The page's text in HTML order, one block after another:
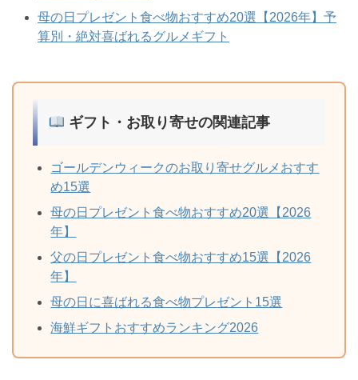
母の日プレゼント食べ物おすすめ20選【2026年】予
算別・絶対喜ばれるグルメギフト
ギフト・お取り寄せの関連記事
ゴールデンウィークのお取り寄せグルメおすす
め15選
母の日プレゼント食べ物おすすめ20選【2026
年】
父の日プレゼント食べ物おすすめ15選【2026
年】
母の日に喜ばれる食べ物プレゼント15選
海鮮ギフトおすすめランキング2026